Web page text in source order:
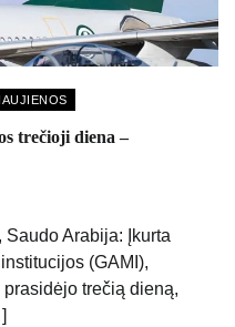
trečioji diena –
Arabija: Įkurta
(GAMI),
trečią dieną,